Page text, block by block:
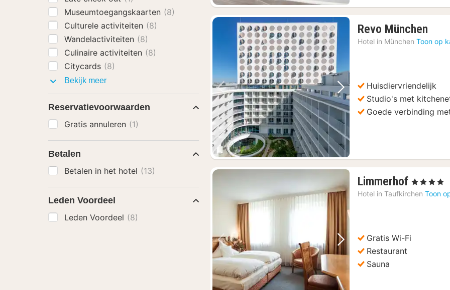
Vorige foto Volgende foto
Revo München
Hotel in München Toon op
Huisdiervriendelijk
Studio's met
Goede verbinding
Vorige foto Volgende foto
Limmerhof 1
nacht
, 4 Sterren
Hotel in Taufkirchen Toon
Gratis Wi-Fi
Restaurant
Sauna
Museumtoegangskaarten (8)
Culturele activiteiten (8)
Wandelactiviteiten (8)
Culinaire activiteiten (8)
Citycards (8)
Bekijk meerArrangementen
Reservatievoorwaarden
Gratis annuleren (1)
Betalen
Betalen in het hotel (13)
Leden Voordeel
Leden Voordeel (8)